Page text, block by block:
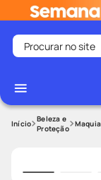
Procurar no site
1
2 º
medley
Beleza e
Proteção